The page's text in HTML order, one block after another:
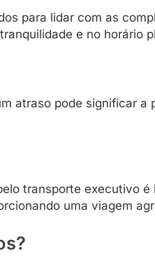
para lidar com as
e no horário
atraso pode significar a
transporte executivo
uma viagem